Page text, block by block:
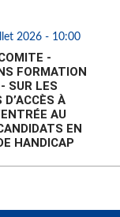
2026 - 10:00
-
FORMATION
SUR LES
À
AU
EN
HANDICAP